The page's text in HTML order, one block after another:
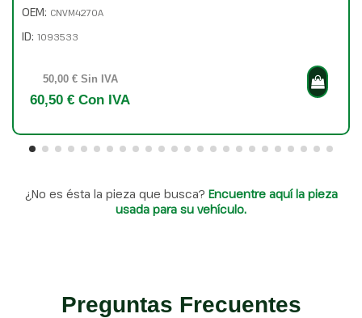
OEM: CNVM4270A
ID: 1093533
50,00 € Sin IVA
60,50 € Con IVA
¿No es ésta la pieza que busca? Encuentre aquí la pieza
usada para su vehículo.
Preguntas Frecuentes